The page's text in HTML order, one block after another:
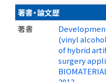
著書・論文歴
著書
(vinyl
of hybrid
surgery